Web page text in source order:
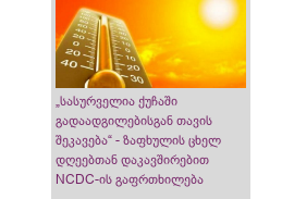
„სასურველია ქუჩაში
გადაადგილებისგან თავის
შეკავება“ - ზაფხულის ცხელ
დღეებთან დაკავშირებით
NCDC-ის გაფრთხილება